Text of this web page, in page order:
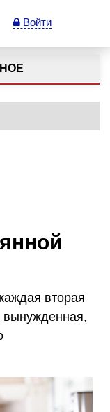
Войти
вторая
вынужденная,